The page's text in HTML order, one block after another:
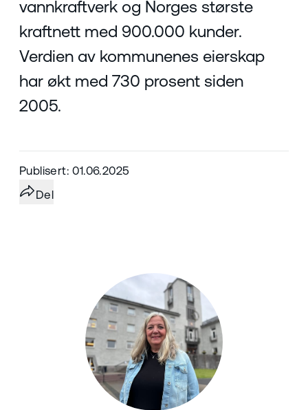
vannkraftverk og Norges største
kraftnett med 900.000 kunder.
Verdien av kommunenes eierskap
har økt med 730 prosent siden
2005.
Publisert: 01.06.2025
Del